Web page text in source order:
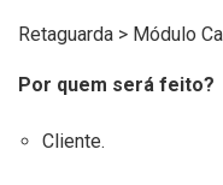
Retaguarda > Módulo
Por quem será feito?
Cliente.